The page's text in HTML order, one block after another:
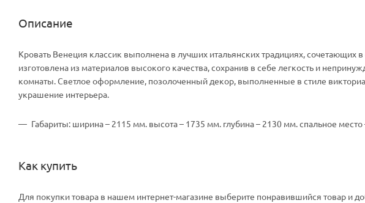
Описание
Кровать Венеция классик выполнена в лучших итальянских традициях, сочетающих
изготовлена из материалов высокого качества, сохранив в себе легкость и
комнаты. Светлое оформление, позолоченный декор, выполненные в стиле
украшение интерьера.
Габариты: ширина – 2115 мм. высота – 1735 мм. глубина – 2130 мм. спальное
Как купить
Для покупки товара в нашем интернет-магазине выберите понравившийся товар и